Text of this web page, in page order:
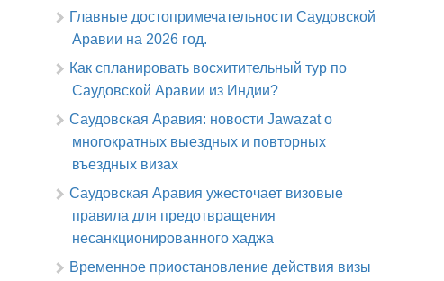
Главные достопримечательности Саудовской
Аравии на 2026 год.
Как спланировать восхитительный тур по
Саудовской Аравии из Индии?
Саудовская Аравия: новости Jawazat о
многократных выездных и повторных
въездных визах
Саудовская Аравия ужесточает визовые
правила для предотвращения
несанкционированного хаджа
Временное приостановление действия визы